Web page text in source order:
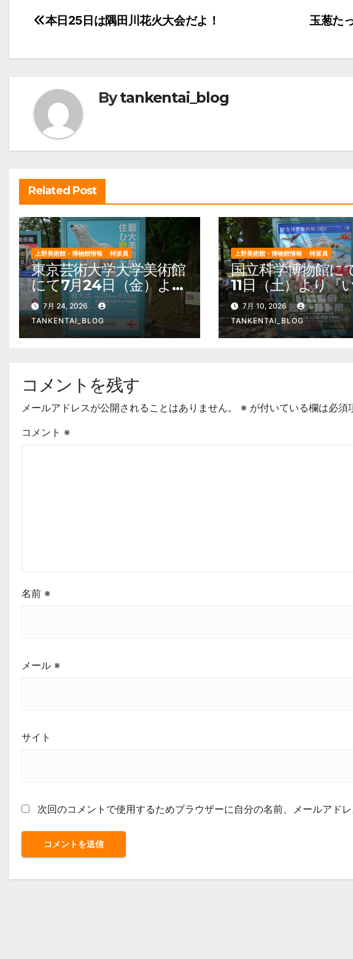
投
ビ
ゲ
ー
ョ
ン
玉葱た
本日25日は隅田川花火大会だよ！
Bytankentai_blog
Related Post
上野美術館・博物館情報 特派員
東京芸術大学大学美術館
にて7月24日（金）より
『藝大式 美術の “ミカ
タ” ―この夏、藝大生に
なる―』を開催。 上野
7月 24, 2026
TANKENTAI_BLOG
上野美術館・博物館情報 特派員
国立科学博物館に
11日（土）より『
の超ワールド展
学博物館×ダーウ
来た！』を開催
7月 10, 2026
TANKENTAI_BLOG
コメントを残す
メールアドレスが公開されることはありません。 ※ が付いている欄は必須
コメント ※
名前 ※
メール ※
サイト
次回のコメントで使用するためブラウザーに自分の名前、メールアドレ